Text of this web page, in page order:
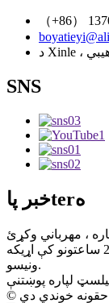
（+86）
SNS
خبر پاterه
، مهرباني وکړئ
خپل بریښنالیک موږ ته راکړئ او موږ به په 24 ساعتونو کې اړیکه
ونیسو.
لپاره پوښتنې